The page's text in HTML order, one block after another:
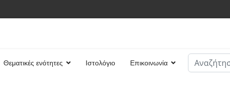
Θεματικές ενότητες Ιστολόγιο Επικοινωνία
Αναζήτηση